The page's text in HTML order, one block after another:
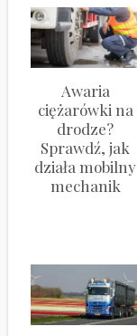
Awaria
ciężarówki na
drodze?
Sprawdź, jak
działa mobilny
mechanik